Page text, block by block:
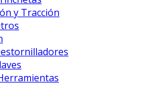
y Tracción